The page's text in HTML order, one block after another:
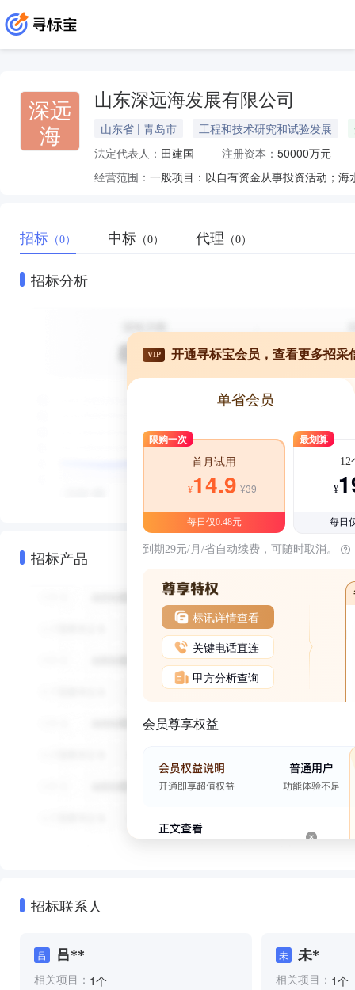
深远
海
山东深远海发展有限公司
山东省 | 青岛市 工程和技术研究和试验发展
法定代表人： 田建国 注册资本： 50000万元
经营范围：
招标 （0） 中标 （0） 代理 （0）
招标分析
招标产品
VIP 开通寻标宝会员，查看更多招采
单省会员
限购一次
首月试用
¥14.9 ¥39
每日仅0.48元
最划算
12
¥
每日
到期29元/月/省自动续费，可随时取消。
标讯详情查看
关键电话直连
甲方分析查询
会员尊享权益
招标联系人
吕 吕**
相关项目： 1个
未 未*
相关项目： 1个